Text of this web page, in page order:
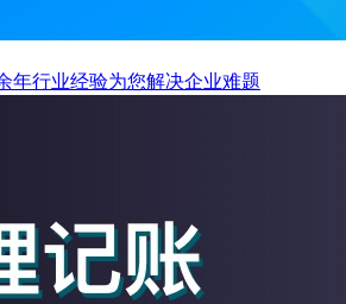
年行业经验为您解决企业难题